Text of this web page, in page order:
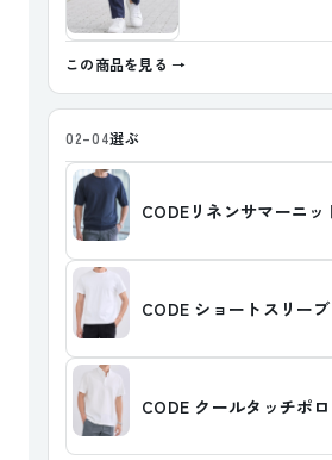
この商品を見る
02–04選ぶ
CODEリネンサマーニッ
CODE ショートスリー
CODE クールタッチポ